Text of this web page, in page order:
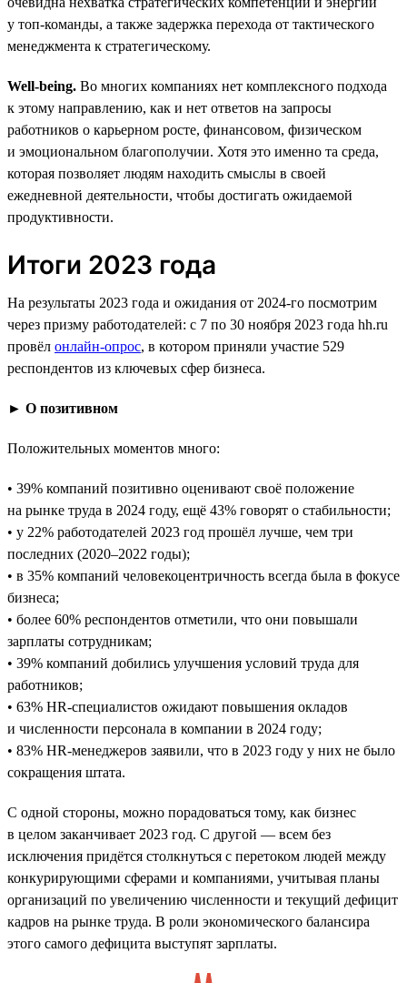
у топ-команды, а также задержка перехода от тактического
менеджмента к стратегическому.
Well-being. Во многих компаниях нет комплексного подхода
к этому направлению, как и нет ответов на запросы
работников о карьерном росте, финансовом, физическом
и эмоциональном благополучии. Хотя это именно та среда,
которая позволяет людям находить смыслы в своей
ежедневной деятельности, чтобы достигать ожидаемой
продуктивности.
Итоги 2023 года
На результаты 2023 года и ожидания от 2024-го посмотрим
через призму работодателей: с 7 по 30 ноября 2023 года hh.ru
провёл онлайн-опрос, в котором приняли участие 529
респондентов из ключевых сфер бизнеса.
► О позитивном
Положительных моментов много:
• 39% компаний позитивно оценивают своё положение
на рынке труда в 2024 году, ещё 43% говорят о стабильности;
• у 22% работодателей 2023 год прошёл лучше, чем три
последних (2020–2022 годы);
• в 35% компаний человекоцентричность всегда была в фокусе
бизнеса;
• более 60% респондентов отметили, что они повышали
зарплаты сотрудникам;
• 39% компаний добились улучшения условий труда для
работников;
• 63% HR-специалистов ожидают повышения окладов
и численности персонала в компании в 2024 году;
• 83% HR-менеджеров заявили, что в 2023 году у них не было
сокращения штата.
С одной стороны, можно порадоваться тому, как бизнес
в целом заканчивает 2023 год. С другой — всем без
исключения придётся столкнуться с перетоком людей между
конкурирующими сферами и компаниями, учитывая планы
организаций по увеличению численности и текущий дефицит
кадров на рынке труда. В роли экономического балансира
этого самого дефицита выступят зарплаты.